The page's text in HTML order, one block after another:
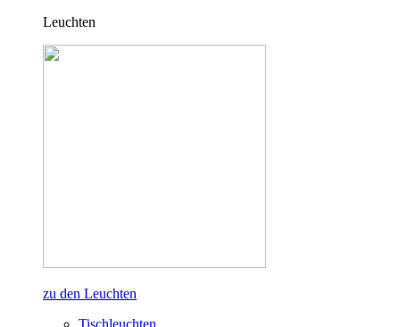
Leuchten
zu den Leuchten
Tischleuchten